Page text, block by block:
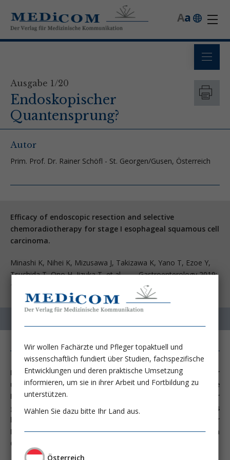
a
A
Ausgabe 1/20
Endoskopischer
Quantensprung?
Autor
Prim. Prof. Dr. Rainer Schöfl - St. Georgen/Gusen, Österreich
Efficacy of endoscopic resection and selective
chemoradiotherapy for stage I esophageal squamous cell
carcinoma.
Minashi K, Nihei K, Mizusawa J, Takizawa K, Yano T, Ezoe Y,
Tsuchida T, Ono H, Iizuka T, et al. Gastroenterology 2019;
157:382-390
In einer multizentrischen, prospektiven, aber
unkontrollierten Studie stellen uns japanische
KollegInnen ein neues Konzept zur Behandlung früher
gastrointestinaler Karzinome vor: Die Kombination des
besten Lokaltherapieverfahrens mit adjuvanter
Radiochemotherapie, um die kurativ verantwortbaren
Grenzen der Lokaltherapie weiter hinauszurücken.
Wir wollen Fachärzte und Pfleger topaktuell und
wissenschaftlich fundiert über Studien, fachspezifische
Entwicklungen und deren praktische Umsetzung
informieren, um sie in ihrer Arbeit und Fortbildung zu
unterstützen.
Wählen Sie dazu bitte Ihr Land aus.
Österreich